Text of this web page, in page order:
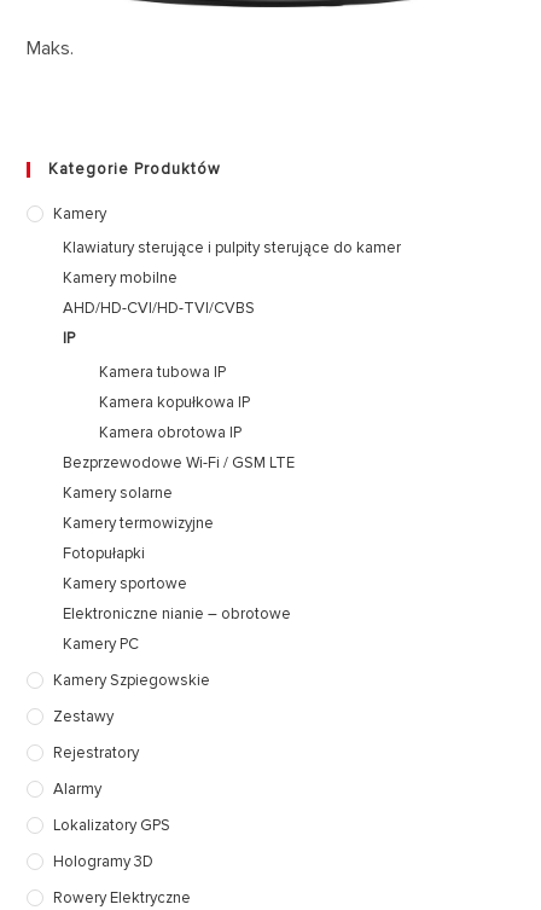
Maks.
Kategorie Produktów
Kamery
Klawiatury sterujące i pulpity sterujące do kamer
Kamery mobilne
AHD/HD-CVI/HD-TVI/CVBS
IP
Kamera tubowa IP
Kamera kopułkowa IP
Kamera obrotowa IP
Bezprzewodowe Wi-Fi / GSM LTE
Kamery solarne
Kamery termowizyjne
Fotopułapki
Kamery sportowe
Elektroniczne nianie – obrotowe
Kamery PC
Kamery Szpiegowskie
Zestawy
Rejestratory
Alarmy
Lokalizatory GPS
Hologramy 3D
Rowery Elektryczne